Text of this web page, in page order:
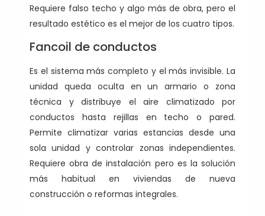
Requiere falso techo y algo más de obra, pero el
resultado estético es el mejor de los cuatro tipos.
Fancoil de conductos
Es el sistema más completo y el más invisible. La
unidad queda oculta en un armario o zona
técnica y distribuye el aire climatizado por
conductos hasta rejillas en techo o pared.
Permite climatizar varias estancias desde una
sola unidad y controlar zonas independientes.
Requiere obra de instalación pero es la solución
más habitual en viviendas de nueva
construcción o reformas integrales.